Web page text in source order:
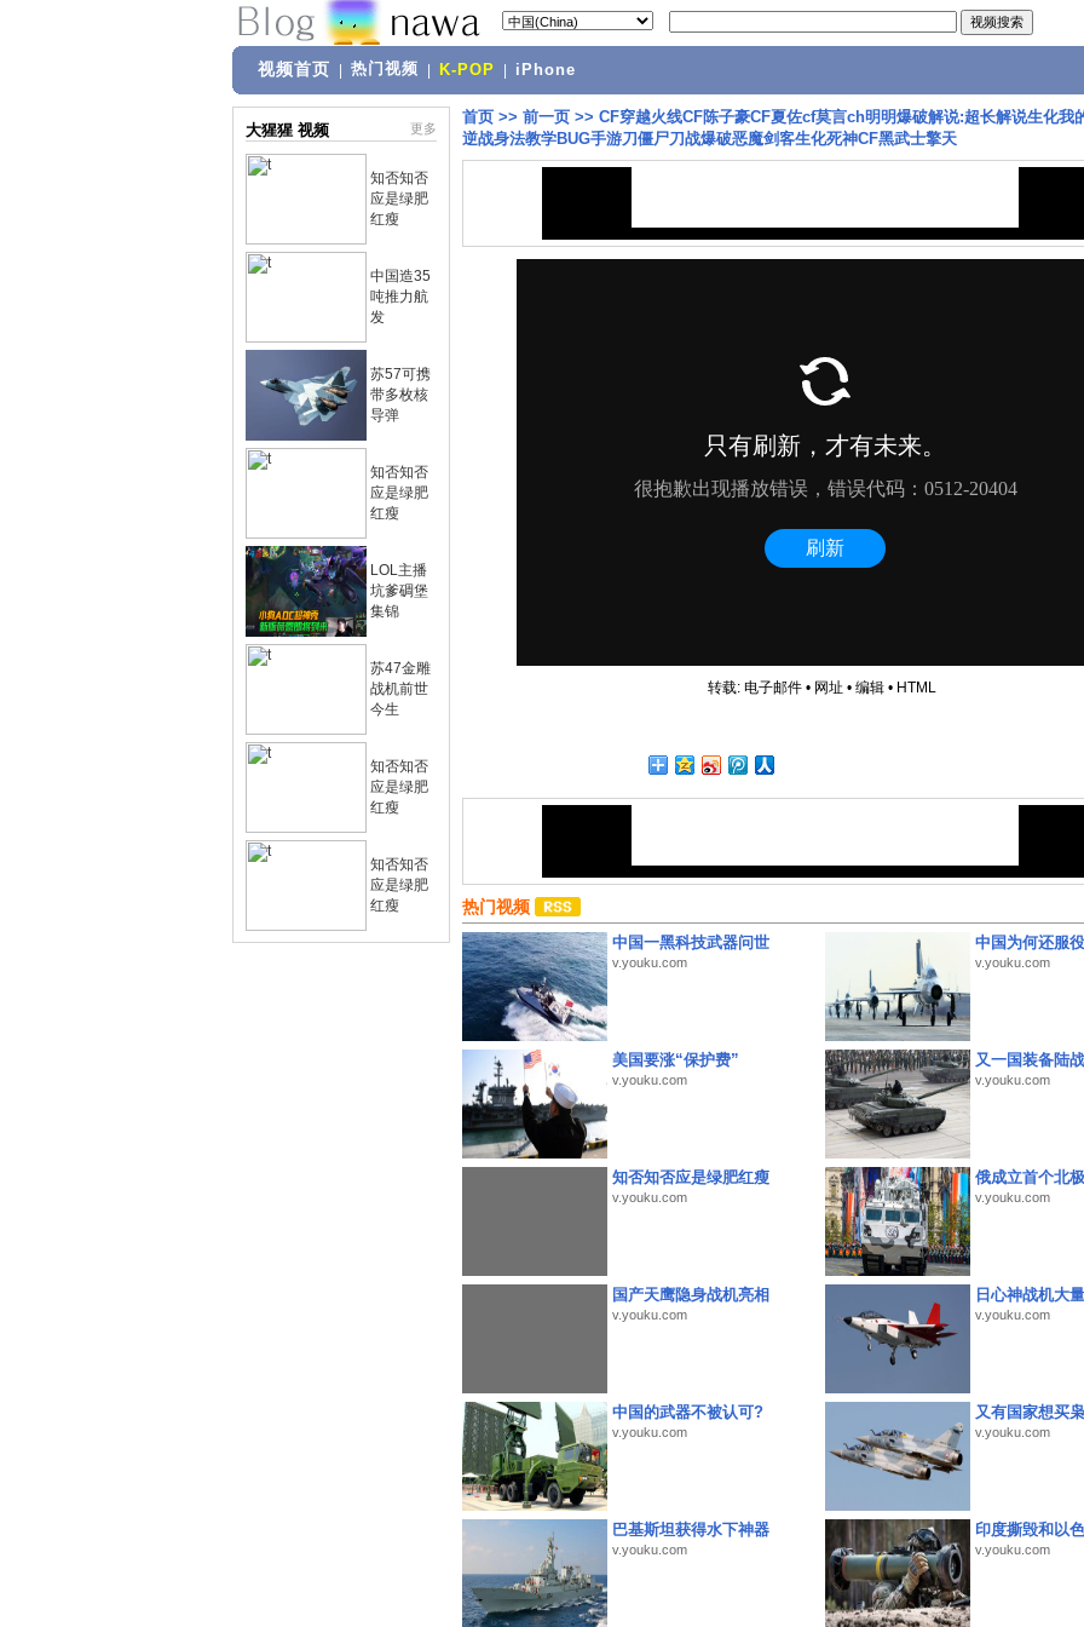
视频首页 热门视频 K-POP iPhone
大猩猩 视频 更多
知否知否
应是绿肥
红瘦
中国造35
吨推力航
发
苏57可携
带多枚核
导弹
知否知否
应是绿肥
红瘦
LOL主播
坑爹碉堡
集锦
苏47金雕
战机前世
今生
知否知否
应是绿肥
红瘦
知否知否
应是绿肥
红瘦
首页 >> 前一页 >> CF穿越火线CF陈子豪CF夏佐cf莫言ch明明爆破解说:超长解说生化我
逆战身法教学BUG手游刀僵尸刀战爆破恶魔剑客生化死神CF黑武士擎天
转载: 电子邮件• 网址 • 编辑• HTML
热门视频
中国一黑科技武器问世
v.youku.com
中国为何还服
v.youku.com
美国要涨“保护费”
v.youku.com
又一国装备陆
v.youku.com
知否知否应是绿肥红瘦
v.youku.com
俄成立首个北
v.youku.com
国产天鹰隐身战机亮相
v.youku.com
日心神战机大
v.youku.com
中国的武器不被认可?
v.youku.com
又有国家想买
v.youku.com
巴基斯坦获得水下神器
v.youku.com
印度撕毁和以
v.youku.com